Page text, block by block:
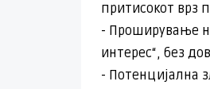
притисокот врз
- Проширување
интерес“, без
- Потенцијална